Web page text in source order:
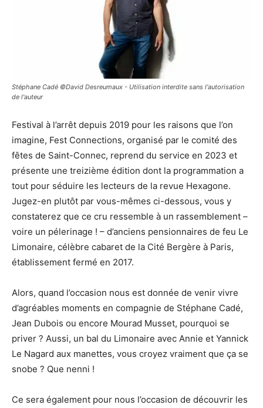
Stéphane Cadé ©David Desreumaux - Utilisation interdite sans l'autorisation
de l'auteur
Festival à l’arrêt depuis 2019 pour les raisons que l’on
imagine, Fest Connections, organisé par le comité des
fêtes de Saint-Connec, reprend du service en 2023 et
présente une treizième édition dont la programmation a
tout pour séduire les lecteurs de la revue Hexagone.
Jugez-en plutôt par vous-mêmes ci-dessous, vous y
constaterez que ce cru ressemble à un rassemblement –
voire un pélerinage ! – d’anciens pensionnaires de feu Le
Limonaire, célèbre cabaret de la Cité Bergère à Paris,
établissement fermé en 2017.
Alors, quand l’occasion nous est donnée de venir vivre
d’agréables moments en compagnie de Stéphane Cadé,
Jean Dubois ou encore Mourad Musset, pourquoi se
priver ? Aussi, un bal du Limonaire avec Annie et Yannick
Le Nagard aux manettes, vous croyez vraiment que ça se
snobe ? Que nenni !
Ce sera également pour nous l’occasion de découvrir les